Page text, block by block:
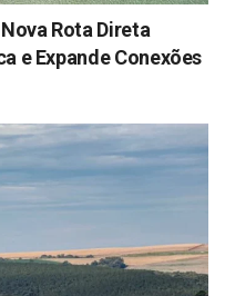
Rota Direta
e Expande Conexões